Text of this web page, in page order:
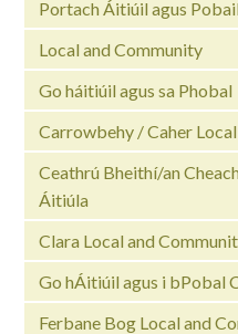
Portach Áitiúil agus
Local and Community
Go háitiúil agus sa Phobal
Carrowbehy / Caher
Ceathrú Bheithí/an
Áitiúla
Clara Local and
Go hÁitiúil agus i bPobal
Ferbane Bog Local and